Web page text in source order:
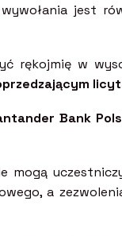
jest
rękojmię w
Bank
mogą
a